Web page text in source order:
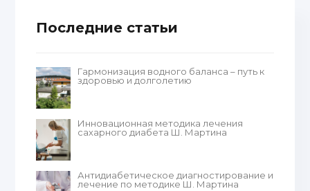
Последние статьи
Гармонизация водного баланса – путь к
здоровью и долголетию
Инновационная методика лечения
сахарного диабета Ш. Мартина
Антидиабетическое диагностирование и
лечение по методике Ш. Мартина